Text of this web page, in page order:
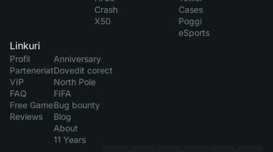
Crash
X50
Cases
Poggi
eSports
Linkuri
Profil
Parteneriat
VIP
FAQ
Free Game
Reviews
Anniversary
Dovedit corect
North Pole
FIFA
Bug bounty
Blog
About
11 Years